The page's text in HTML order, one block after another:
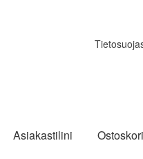
Asiakastilini Ostoskori